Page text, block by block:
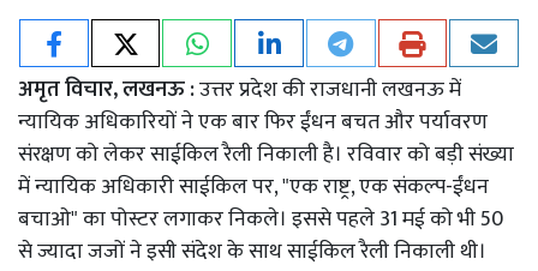
अमृत विचार, लखनऊ :उत्तर प्रदेश की राजधानी लखनऊ में
न्यायिक अधिकारियों ने एक बार फिर ईंधन बचत और पर्यावरण
संरक्षण को लेकर साईकिल रैली निकाली है। रविवार को बड़ी संख्या
में न्यायिक अधिकारी साईकिल पर, "एक राष्ट्र, एक संकल्प-ईंधन
बचाओ" का पोस्टर लगाकर निकले। इससे पहले 31 मई को भी 50
से ज्यादा जजों ने इसी संदेश के साथ साईकिल रैली निकाली थी।